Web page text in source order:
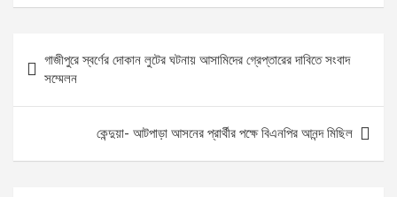
ce
b
o
o
se
n
g
er
at
A
p
p
ar
e
Post
navigation
গাজীপুরে স্বর্ণের দোকান লুটের ঘটনায় আসামিদের গ্রেপ্তারের দাবিতে সংবাদ
সম্মেলন
কেন্দুয়া- আটপাড়া আসনের প্রার্থীর পক্ষে বিএনপির আনন্দ মিছিল